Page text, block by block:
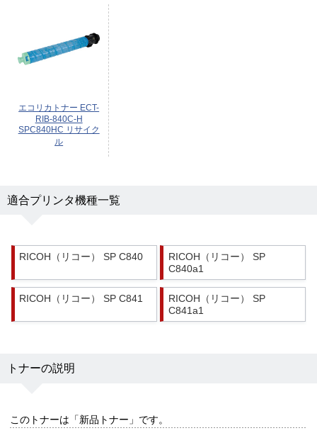
エコリカトナー ECT-
RIB-840C-H
SPC840HC リサイク
ル
適合プリンタ機種一覧
RICOH（リコー） SP C840
RICOH（リコー） SP
C840a1
RICOH（リコー） SP C841
RICOH（リコー） SP
C841a1
トナーの説明
このトナーは 「新品トナー」 です。